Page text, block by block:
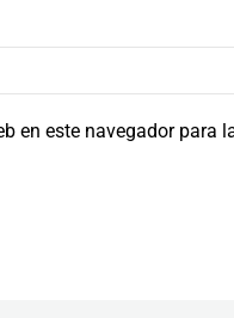
en este navegador para